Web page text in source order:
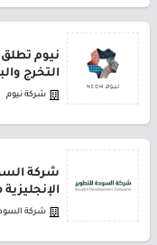
نيوم تطلق
التخرج
شركة نيوم
شركة
شركة